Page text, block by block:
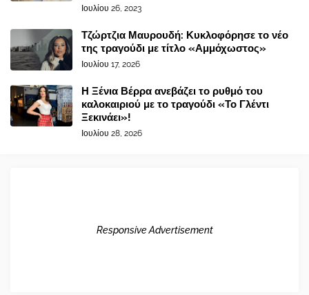
Ιουλίου 26, 2023
Τζώρτζια Μαυρουδή: Κυκλοφόρησε το νέο
της τραγούδι με τίτλο «Αμμόχωστος»
Ιουλίου 17, 2026
Η Ξένια Βέρρα ανεβάζει το ρυθμό του
καλοκαιριού με το τραγούδι «Το Γλέντι
Ξεκινάει»!
Ιουλίου 28, 2026
Responsive Advertisement